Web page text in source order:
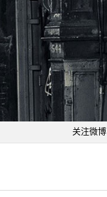
关注微博